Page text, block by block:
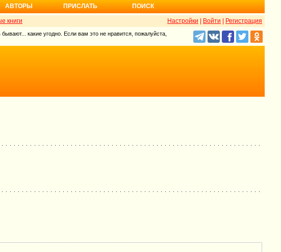
АВТОРЫ ПРИСЛАТЬ ПОИСК
Настройки Войти Регистрация
книги
какие угодно. Если вам это не нравится, пожалуйста,